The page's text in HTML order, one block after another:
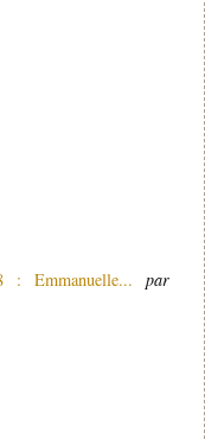
Emmanuelle...
par